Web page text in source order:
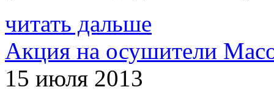
читать дальше
Акция на осушители
15 июля 2013